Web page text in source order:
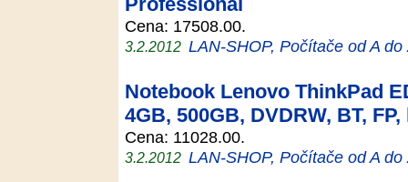
Cena: 17508.00.
3.2.2012 LAN-SHOP, Počítače od A do
Notebook Lenovo ThinkPad
4GB, 500GB, DVDRW, BT,
Cena: 11028.00.
3.2.2012 LAN-SHOP, Počítače od A do